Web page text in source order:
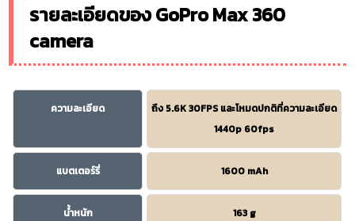
รายละเอียดของ GoPro Max 360
camera
ความละเอียด
ถึง 5.6K 30FPS และโหมดปกติที่ความละเอียด
1440p 60fps
แบตเตอร์รี่ 1600 mAh
น้ำหนัก 163 g